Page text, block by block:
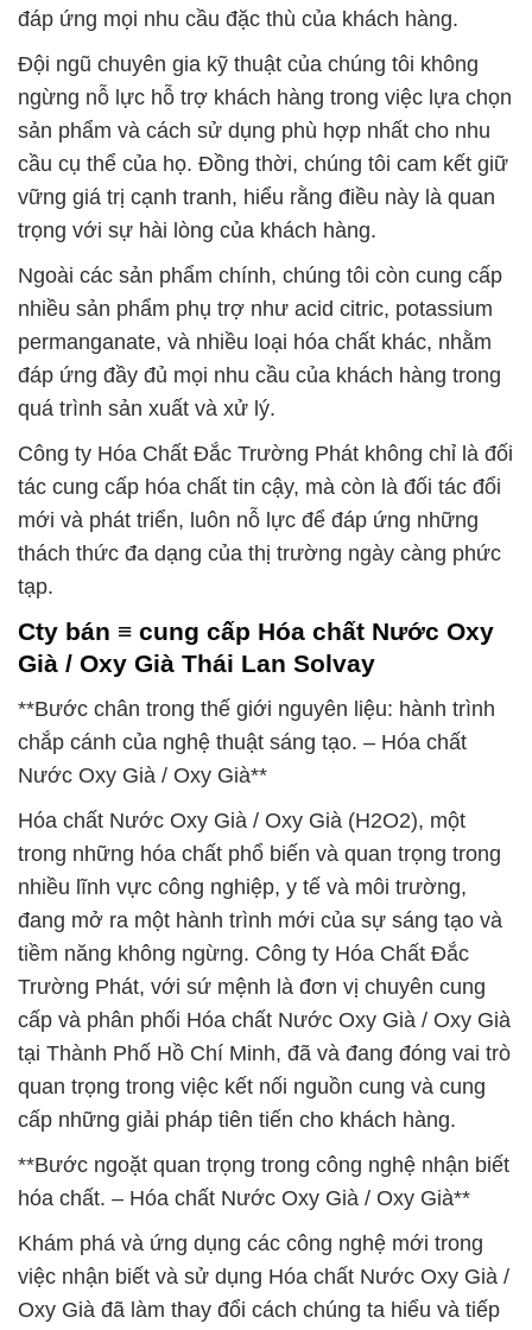
đáp ứng mọi nhu cầu đặc thù của khách hàng.
Đội ngũ chuyên gia kỹ thuật của chúng tôi không
ngừng nỗ lực hỗ trợ khách hàng trong việc lựa chọn
sản phẩm và cách sử dụng phù hợp nhất cho nhu
cầu cụ thể của họ. Đồng thời, chúng tôi cam kết giữ
vững giá trị cạnh tranh, hiểu rằng điều này là quan
trọng với sự hài lòng của khách hàng.
Ngoài các sản phẩm chính, chúng tôi còn cung cấp
nhiều sản phẩm phụ trợ như acid citric, potassium
permanganate, và nhiều loại hóa chất khác, nhằm
đáp ứng đầy đủ mọi nhu cầu của khách hàng trong
quá trình sản xuất và xử lý.
Công ty Hóa Chất Đắc Trường Phát không chỉ là đối
tác cung cấp hóa chất tin cậy, mà còn là đối tác đổi
mới và phát triển, luôn nỗ lực để đáp ứng những
thách thức đa dạng của thị trường ngày càng phức
tạp.
Cty bán ≡ cung cấp Hóa chất Nước Oxy
Già / Oxy Già Thái Lan Solvay
**Bước chân trong thế giới nguyên liệu: hành trình
chắp cánh của nghệ thuật sáng tạo. – Hóa chất
Nước Oxy Già / Oxy Già**
Hóa chất Nước Oxy Già / Oxy Già (H2O2), một
trong những hóa chất phổ biến và quan trọng trong
nhiều lĩnh vực công nghiệp, y tế và môi trường,
đang mở ra một hành trình mới của sự sáng tạo và
tiềm năng không ngừng. Công ty Hóa Chất Đắc
Trường Phát, với sứ mệnh là đơn vị chuyên cung
cấp và phân phối Hóa chất Nước Oxy Già / Oxy Già
tại Thành Phố Hồ Chí Minh, đã và đang đóng vai trò
quan trọng trong việc kết nối nguồn cung và cung
cấp những giải pháp tiên tiến cho khách hàng.
**Bước ngoặt quan trọng trong công nghệ nhận biết
hóa chất. – Hóa chất Nước Oxy Già / Oxy Già**
Khám phá và ứng dụng các công nghệ mới trong
việc nhận biết và sử dụng Hóa chất Nước Oxy Già /
Oxy Già đã làm thay đổi cách chúng ta hiểu và tiếp